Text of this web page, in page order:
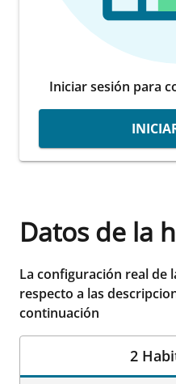
Iniciar sesión para
Datos de la
La configuración real de
respecto a las
continuación
2